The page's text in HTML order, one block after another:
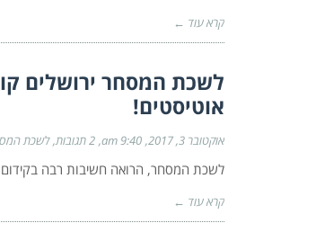
קרא עוד ←
לשכת המסחר ירושלים
אוטיסטים!
אוקטובר 3, 2017 9:40 am 2 תגובות לשכת
לשכת המסחר, הרואה חשיבות רבה בקידום
קרא עוד ←